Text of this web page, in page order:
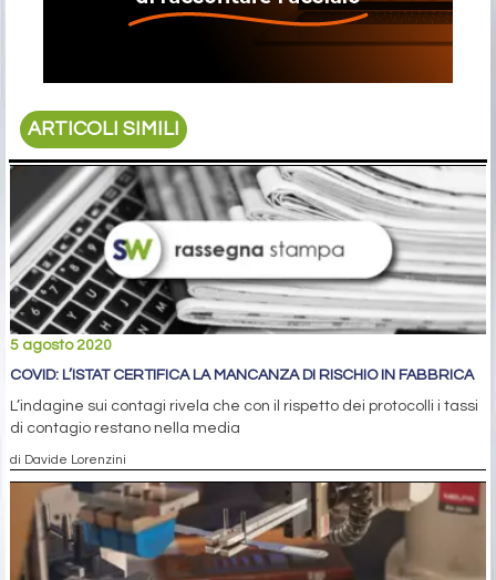
ARTICOLI SIMILI
5 agosto 2020
COVID: L’ISTAT CERTIFICA LA MANCANZA DI RISCHIO IN FABBRICA
L’indagine sui contagi rivela che con il rispetto dei protocolli i tassi
di contagio restano nella media
di Davide Lorenzini